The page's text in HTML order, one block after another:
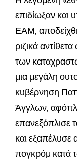
επιδίωξαν και
ΕΑΜ,
ριζικά
των
μια μεγάλη
κυβέρνηση
Άγγλων,
επανεξόπλισε
και εξαπέλυσε
πογκρόμ κατά